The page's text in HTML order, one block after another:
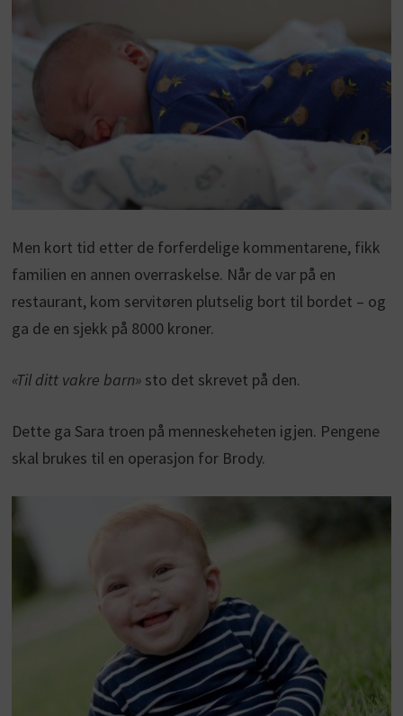
Men kort tid etter de forferdelige kommentarene, fikk
familien en annen overraskelse. Når de var på en
restaurant, kom servitøren plutselig bort til bordet – og
ga de en sjekk på 8000 kroner.
«Til ditt vakre barn»sto det skrevet på den.
Dette ga Sara troen på menneskeheten igjen. Pengene
skal brukes til en operasjon for Brody.